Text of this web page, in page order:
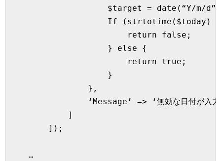
$target = date(“Y/m/
If (strtotime($today)
                        return false;
                    } else {
                        return true;
                    }
                },
‘Message’ => ‘無効な日付が入力
            ]
        ]);
    …